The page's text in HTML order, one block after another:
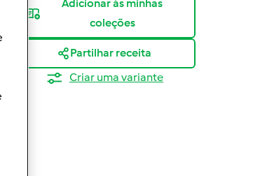
Adicionar às minhas
coleções
Partilhar receita
Criar uma variante